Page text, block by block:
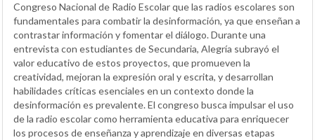
Congreso Nacional de Radio Escolar que las radios escolares son
fundamentales para combatir la desinformación, ya que enseñan a
contrastar información y fomentar el diálogo. Durante una
entrevista con estudiantes de Secundaria, Alegría subrayó el
valor educativo de estos proyectos, que promueven la
creatividad, mejoran la expresión oral y escrita, y desarrollan
habilidades críticas esenciales en un contexto donde la
desinformación es prevalente. El congreso busca impulsar el uso
de la radio escolar como herramienta educativa para enriquecer
los procesos de enseñanza y aprendizaje en diversas etapas